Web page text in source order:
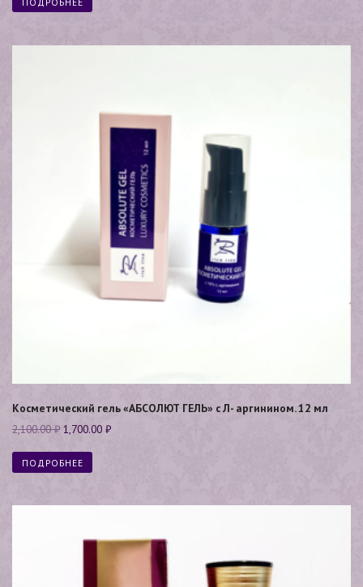
Косметический гель «АБСОЛЮТ ГЕЛЬ» с Л- аргинином. 12 мл
2,100.00₽ 1,700.00 ₽
ПОДРОБНЕЕ